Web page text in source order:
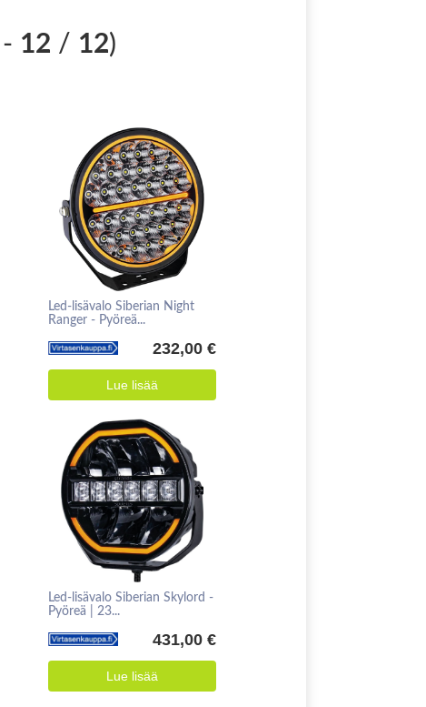
- 12 / 12)
Led-lisävalo Siberian Night
Ranger - Pyöreä...
232,00 €
Lue lisää
Led-lisävalo Siberian Skylord -
Pyöreä | 23...
431,00 €
Lue lisää